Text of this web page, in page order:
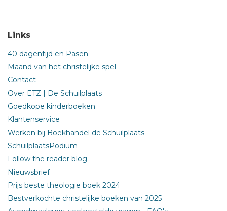
Links
40 dagentijd en Pasen
Maand van het christelijke spel
Contact
Over ETZ | De Schuilplaats
Goedkope kinderboeken
Klantenservice
Werken bij Boekhandel de Schuilplaats
SchuilplaatsPodium
Follow the reader blog
Nieuwsbrief
Prijs beste theologie boek 2024
Bestverkochte christelijke boeken van 2025